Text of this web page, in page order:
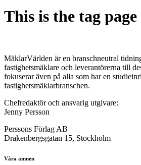
This is the tag page
MäklarVärlden är en branschneutral
fastighetsmäklare och leverantörerna till
fokuserar även på alla som har en
fastighetsmäklarbranschen.
Chefredaktör och ansvarig utgivare:
Jenny Persson
Perssons Förlag AB
Drakenbergsgatan 15, Stockholm
Våra ämnen